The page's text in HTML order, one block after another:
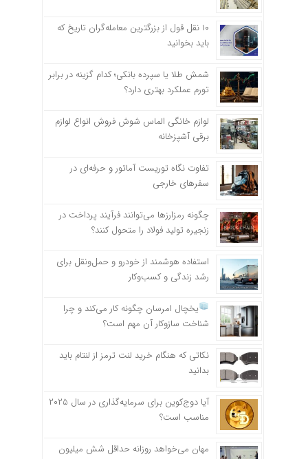
۱۰ نقل قول از بزرگترین معامله‌گران تاریخ که
باید بخوانید
شمش طلا یا سپرده بانکی؛ کدام گزینه در برابر
تورم عملکرد بهتری دارد؟
لوازم خانگی الماس شوش فروش انواع لوازم
برقی آشپزخانه
تفاوت نگاه توریست آماتور و حرفه‌ای در
سفرهای خارجی
چگونه رمزارزها می‌توانند فرآیند پرداخت در
زنجیره تولید فولاد را متحول کنند؟
استفاده هوشمند از خودرو و حمل‌ونقل برای
رشد زندگی و کسب‌وکار
یخچال امرسان چگونه کار می‌کند و چرا
شناخت سازوکار آن مهم است؟
نکاتی که هنگام خرید لنت ترمز از لنتام باید
بدانید
آیا دوج‌کوین برای سرمایه‌گذاری در سال ۲۰۲۵
مناسب است؟
مهان می‌خواهد روزانه حداقل شش میلیون